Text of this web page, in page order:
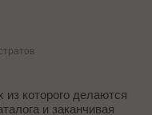
из которого делаются
и заканчивая